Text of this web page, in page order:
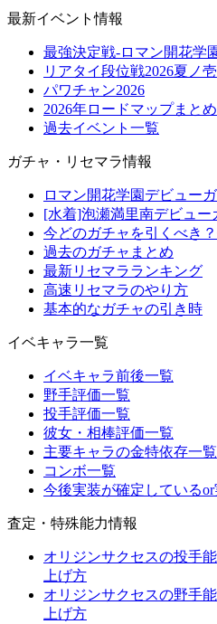
最新イベント情報
最強決定戦-ロマン開花学
リアタイ段位戦2026夏ノ壱
パワチャン2026
2026年ロードマップまとめ
過去イベント一覧
ガチャ・リセマラ情報
ロマン開花学園デビュー
[水着]泡瀬満里南デビュー
今どのガチャを引くべき
過去のガチャまとめ
最新リセマラランキング
高速リセマラのやり方
基本的なガチャの引き時
イベキャラ一覧
イベキャラ前後一覧
野手評価一覧
投手評価一覧
彼女・相棒評価一覧
主要キャラの金特依存一覧
コンボ一覧
今後実装が確定している
査定・特殊能力情報
オリジンサクセスの投手
上げ方
オリジンサクセスの野手
上げ方